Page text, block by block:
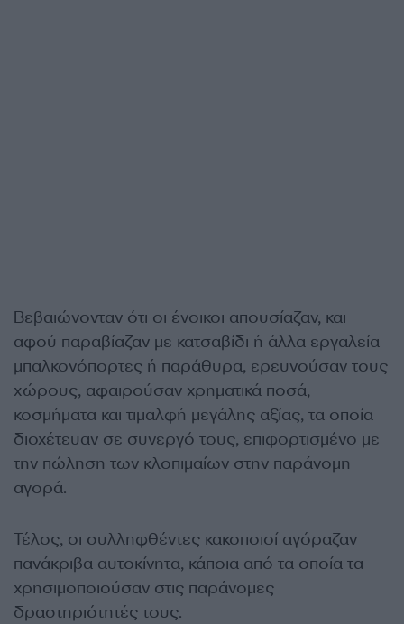
Βεβαιώνονταν ότι οι ένοικοι απουσίαζαν, και
αφού παραβίαζαν με κατσαβίδι ή άλλα εργαλεία
μπαλκονόπορτες ή παράθυρα, ερευνούσαν τους
χώρους, αφαιρούσαν χρηματικά ποσά,
κοσμήματα και τιμαλφή μεγάλης αξίας, τα οποία
διοχέτευαν σε συνεργό τους, επιφορτισμένο με
την πώληση των κλοπιμαίων στην παράνομη
αγορά.
Τέλος, οι συλληφθέντες κακοποιοί αγόραζαν
πανάκριβα αυτοκίνητα, κάποια από τα οποία τα
χρησιμοποιούσαν στις παράνομες
δραστηριότητές τους.